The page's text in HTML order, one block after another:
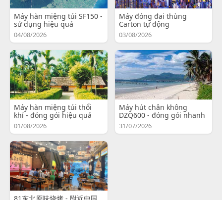
Máy hàn miệng túi SF150 -
sử dụng hiệu quả
04/08/2026
Máy đóng đai thùng
Carton tự động
03/08/2026
Máy hàn miệng túi thổi
khí - đóng gói hiệu quả
01/08/2026
Máy hút chân không
DZQ600 - đóng gói nhanh
31/07/2026
81东北原味烧烤 - 附近中国